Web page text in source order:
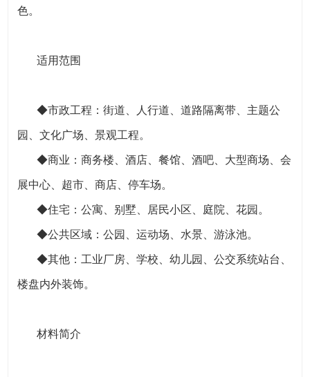
色。
适用范围
◆市政工程：街道、人行道、道路隔离带、主题公
园、文化广场、景观工程。
◆商业：商务楼、酒店、餐馆、酒吧、大型商场、会
展中心、超市、商店、停车场。
◆住宅：公寓、别墅、居民小区、庭院、花园。
◆公共区域：公园、运动场、水景、游泳池。
◆其他：工业厂房、学校、幼儿园、公交系统站台、
楼盘内外装饰。
材料简介